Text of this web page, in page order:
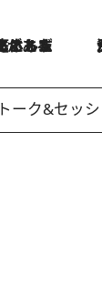
「住
トーク&セッ